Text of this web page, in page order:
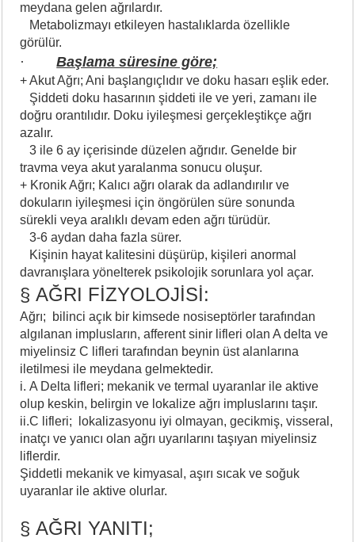
meydana gelen ağrılardır.
Metabolizmayı etkileyen hastalıklarda özellikle
görülür.
·Başlama süresine göre;
+ Akut Ağrı; Ani başlangıçlıdır ve doku hasarı eşlik eder.
Şiddeti doku hasarının şiddeti ile ve yeri, zamanı ile
doğru orantılıdır. Doku iyileşmesi gerçekleştikçe ağrı
azalır.
3 ile 6 ay içerisinde düzelen ağrıdır. Genelde bir
travma veya akut yaralanma sonucu oluşur.
+ Kronik Ağrı; Kalıcı ağrı olarak da adlandırılır ve
dokuların iyileşmesi için öngörülen süre sonunda
sürekli veya aralıklı devam eden ağrı türüdür.
3-6 aydan daha fazla sürer.
Kişinin hayat kalitesini düşürüp, kişileri anormal
davranışlara yönelterek psikolojik sorunlara yol açar.
§ AĞRI FİZYOLOJİSİ:
Ağrı; bilinci açık bir kimsede nosiseptörler tarafından
algılanan implusların, afferent sinir lifleri olan A delta ve
miyelinsiz C lifleri tarafından beynin üst alanlarına
iletilmesi ile meydana gelmektedir.
i. A Delta lifleri; mekanik ve termal uyaranlar ile aktive
olup keskin, belirgin ve lokalize ağrı impluslarını taşır.
ii.C lifleri; lokalizasyonu iyi olmayan, gecikmiş, visseral,
inatçı ve yanıcı olan ağrı uyarılarını taşıyan miyelinsiz
liflerdir.
Şiddetli mekanik ve kimyasal, aşırı sıcak ve soğuk
uyaranlar ile aktive olurlar.
§ AĞRI YANITI;